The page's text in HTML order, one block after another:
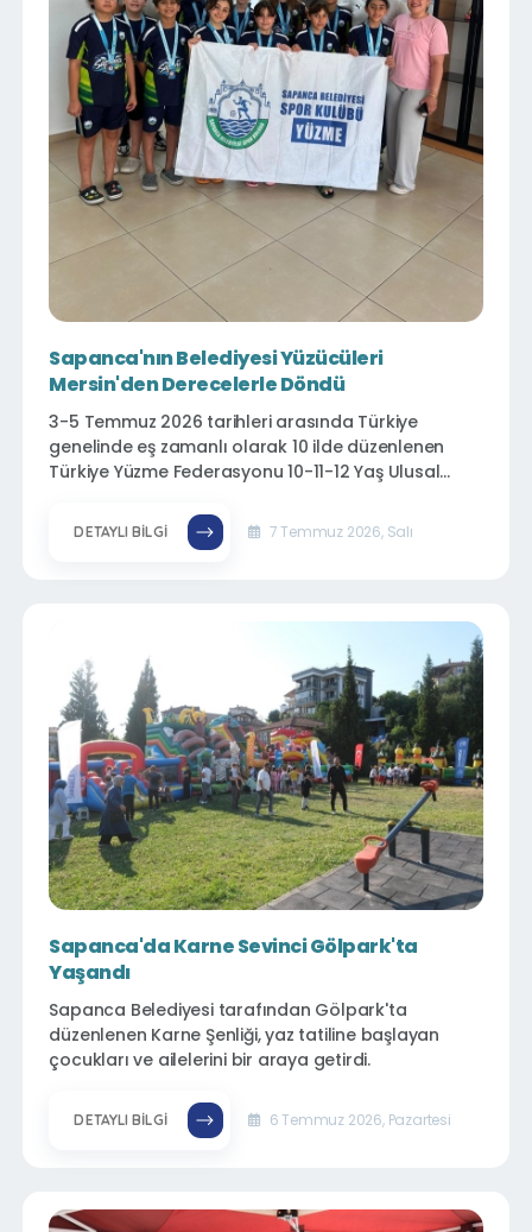
Sapanca'nın Belediyesi Yüzücüleri
Mersin'den Derecelerle Döndü
3-5 Temmuz 2026 tarihleri arasında Türkiye
genelinde eş zamanlı olarak 10 ilde düzenlenen
Türkiye Yüzme Federasyonu 10-11-12 Yaş Ulusal
sonucu Mersin'de yarışan Sapanca Belediyesi Spor
Kulübü, 12 sporcusuyla ilçemizi başarıyla temsil etti.
DETAYLI BILGI 7 Temmuz 2026, Salı
Sapanca'da Karne Sevinci Gölpark'ta
Yaşandı
Sapanca Belediyesi tarafından Gölpark'ta
düzenlenen Karne Şenliği, yaz tatiline başlayan
çocukları ve ailelerini bir araya getirdi.
DETAYLI BILGI 6 Temmuz 2026, Pazartesi